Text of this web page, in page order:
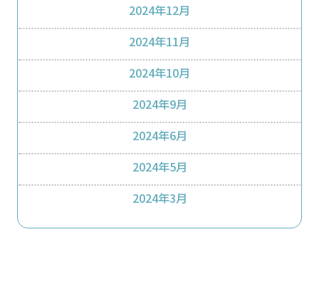
2024年12月
2024年11月
2024年10月
2024年9月
2024年6月
2024年5月
2024年3月